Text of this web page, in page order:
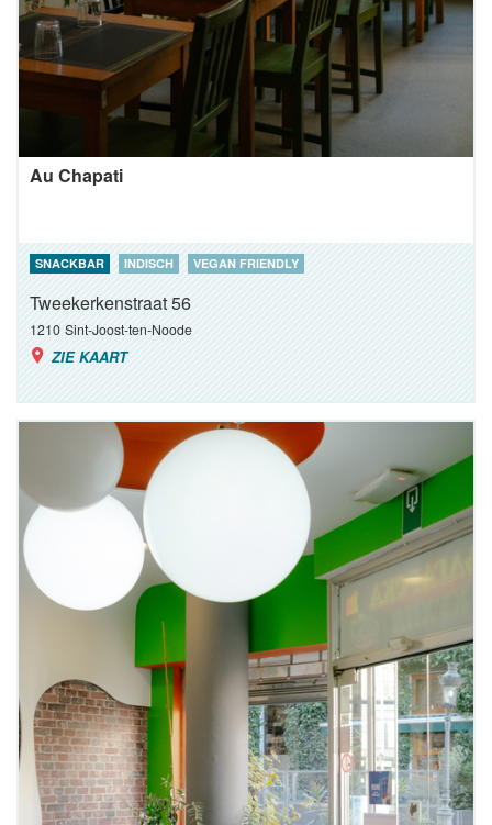
Au Chapati
SNACKBAR INDISCH VEGAN FRIENDLY
Tweekerkenstraat 56
1210 Sint-Joost-ten-Noode
ZIE KAART